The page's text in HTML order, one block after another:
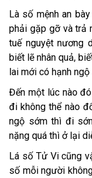
Là số mệnh an
phải gặp gỡ và trả
tuế nguyệt nương
biết lẽ nhân quả,
lai mới có hạnh
Đến một lúc nào
đi không thể nào
ngộ sớm thì đi
nặng quá thì ở lại
Lá số Tử Vi cũng
số mỗi người